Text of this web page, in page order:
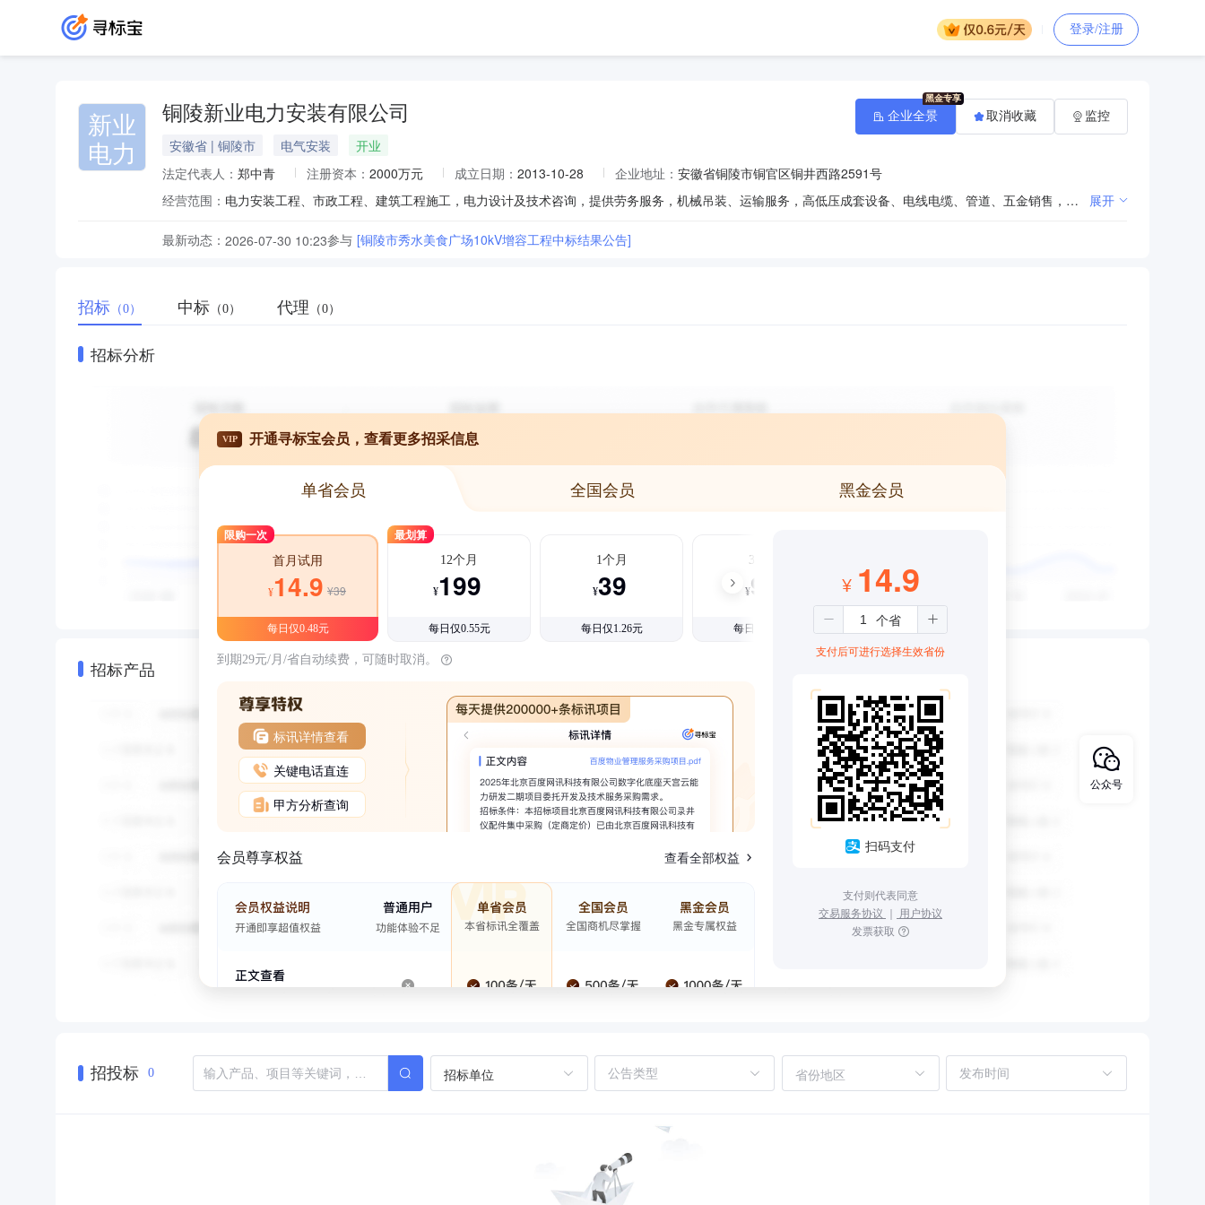
登录/注册
新业
电力
铜陵新业电力安装有限公司
安徽省 | 铜陵市 电气安装
开业
法定代表人： 郑中青 注册资本： 2000万元 成立日期： 2013-10-28 企业地址： 安徽省铜陵市铜官区铜井西路2591号
经营范围：
电力安装工程、市政工程、建筑工程施工，电力设计及技术咨询，提供劳务服务，机械吊装、运输服务，高低压成套设备、电线电缆、管道、五金销售，机械租赁，建筑劳务分包，汽车租赁。（依法须经批准的项目，经相关部门批准后方可开展经营活动） 展开
最新动态： 2026-07-30 10:23参与 [铜陵市秀水美食广场10kV增容工程中标结果公告]
企业全景 取消收藏 监控
招标 （0） 中标 （0） 代理 （0）
招标分析
招标产品
VIP 开通寻标宝会员，查看更多招采信息
单省会员 全国会员 黑金会员
限购一次
首月试用
¥14.9 ¥39
每日仅0.48元
最划算
12个月
¥199
每日仅0.55元
1个月
¥39
每日仅1.26元
3个月
¥99
每日仅1.08元
到期29元/月/省自动续费，可随时取消。
标讯详情查看
关键电话直连
甲方分析查询
会员尊享权益 查看全部权益
¥ 14.9
支付后可进行选择生效省份
扫码支付
支付则代表同意
交易服务协议 ｜ 用户协议
发票获取
招投标 0 招标单位 省份地区
公众号